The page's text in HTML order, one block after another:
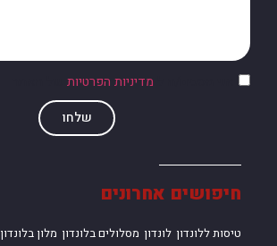
חיפושים אחרונים
טיסות ללונדון לונדון מסלולים בלונדון מלון בלונדון
מדיניות הפרטיות
שלחו